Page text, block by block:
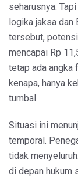
seharusnya.
logika jaksa dan
tersebut,
mencapai Rp
tetap ada angka
kenapa, hanya
tumbal.
Situasi ini
temporal.
tidak
di depan hukum